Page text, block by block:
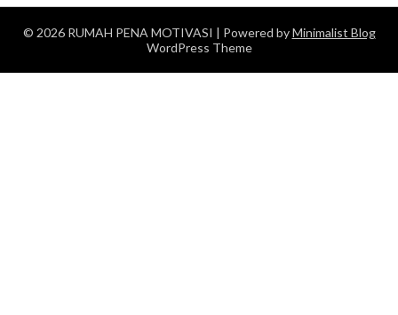
© 2026 RUMAH PENA MOTIVASI | Powered byMinimalist Blog
WordPress Theme